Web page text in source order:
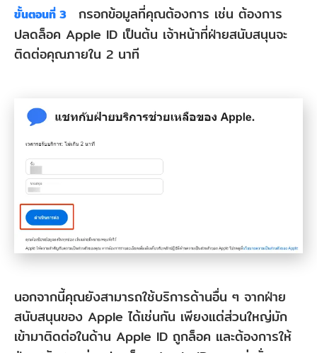
ขั้นตอนที่ 3
กรอกข้อมูลที่คุณต้องการ เช่น ต้องการ
ปลดล็อค Apple ID เป็นต้น เจ้าหน้าที่ฝ่ายสนับสนุนจะ
ติดต่อคุณภายใน 2 นาที
นอกจากนี้คุณยังสามารถใช้บริการด้านอื่น ๆ จากฝ่าย
สนับสนุนของ Apple ได้เช่นกัน เพียงแต่ส่วนใหญ่มัก
เข้ามาติดต่อในด้าน Apple ID ถูกล็อค และต้องการให้